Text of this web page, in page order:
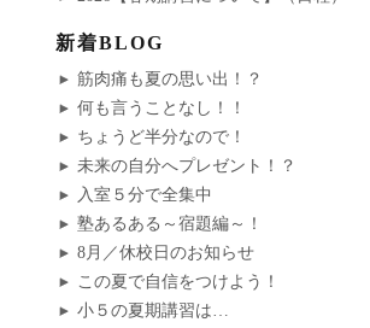
新着BLOG
筋肉痛も夏の思い出！？
何も言うことなし！！
ちょうど半分なので！
未来の自分へプレゼント！？
入室５分で全集中
塾あるある～宿題編～！
8月／休校日のお知らせ
この夏で自信をつけよう！
小５の夏期講習は…